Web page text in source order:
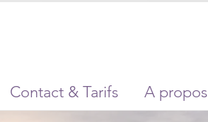
Contact & Tarifs A propos